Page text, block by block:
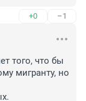
+0 –1
того, что бы
мигранту, но